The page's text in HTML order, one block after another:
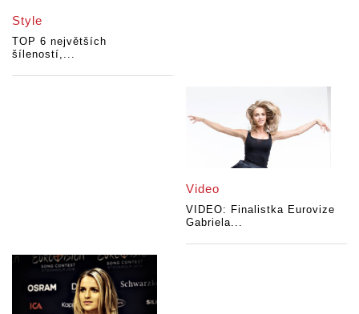
Style
TOP 6 největších
šíleností,...
Video
VIDEO: Finalistka Eurovize
Gabriela...